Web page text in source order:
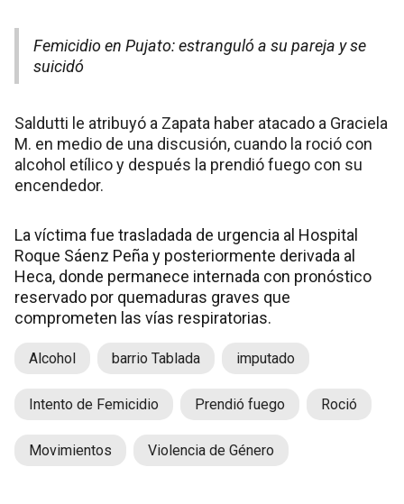
Femicidio en Pujato: estranguló a su pareja y se
suicidó
Saldutti le atribuyó a Zapata haber atacado a Graciela
M. en medio de una discusión, cuando la roció con
alcohol etílico y después la prendió fuego con su
encendedor.
La víctima fue trasladada de urgencia al Hospital
Roque Sáenz Peña y posteriormente derivada al
Heca, donde permanece internada con pronóstico
reservado por quemaduras graves que
comprometen las vías respiratorias.
Alcohol barrio Tablada imputado
Intento de Femicidio Prendió fuego Roció
Movimientos Violencia de Género